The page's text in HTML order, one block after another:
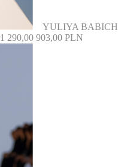
YULIYA BABICH
1 290,00 903,00 PLN